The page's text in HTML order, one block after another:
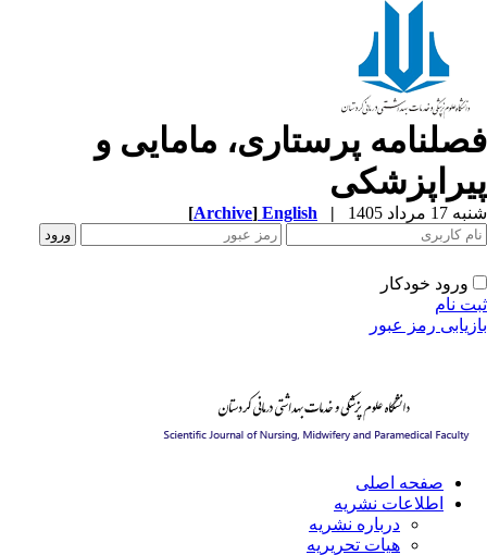
پرستاری، مامایی و
مرداد 1405 |
English
[Archive]
ورود خودکار
نام
رمز عبور
صفحه اصلی
اطلاعات نشریه
درباره نشریه
هیات تحریریه